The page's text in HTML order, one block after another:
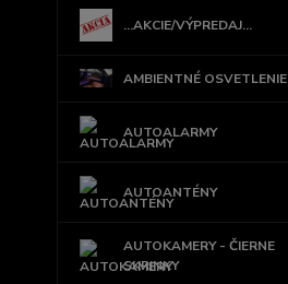
...AKCIE/VÝPREDAJ...
AMBIENTNÉ OSVETLENIE
AUTOALARMY
AUTOANTÉNY
AUTOKAMERY - ČIERNE
SKRINKY